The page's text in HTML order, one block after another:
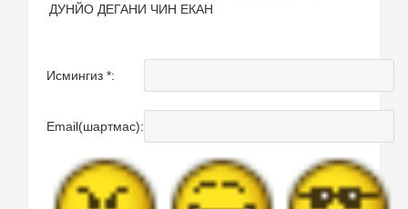
ДУНЙО ДЕГАНИ ЧИН ЕКАН
Исмингиз *:
Email(шартмас):